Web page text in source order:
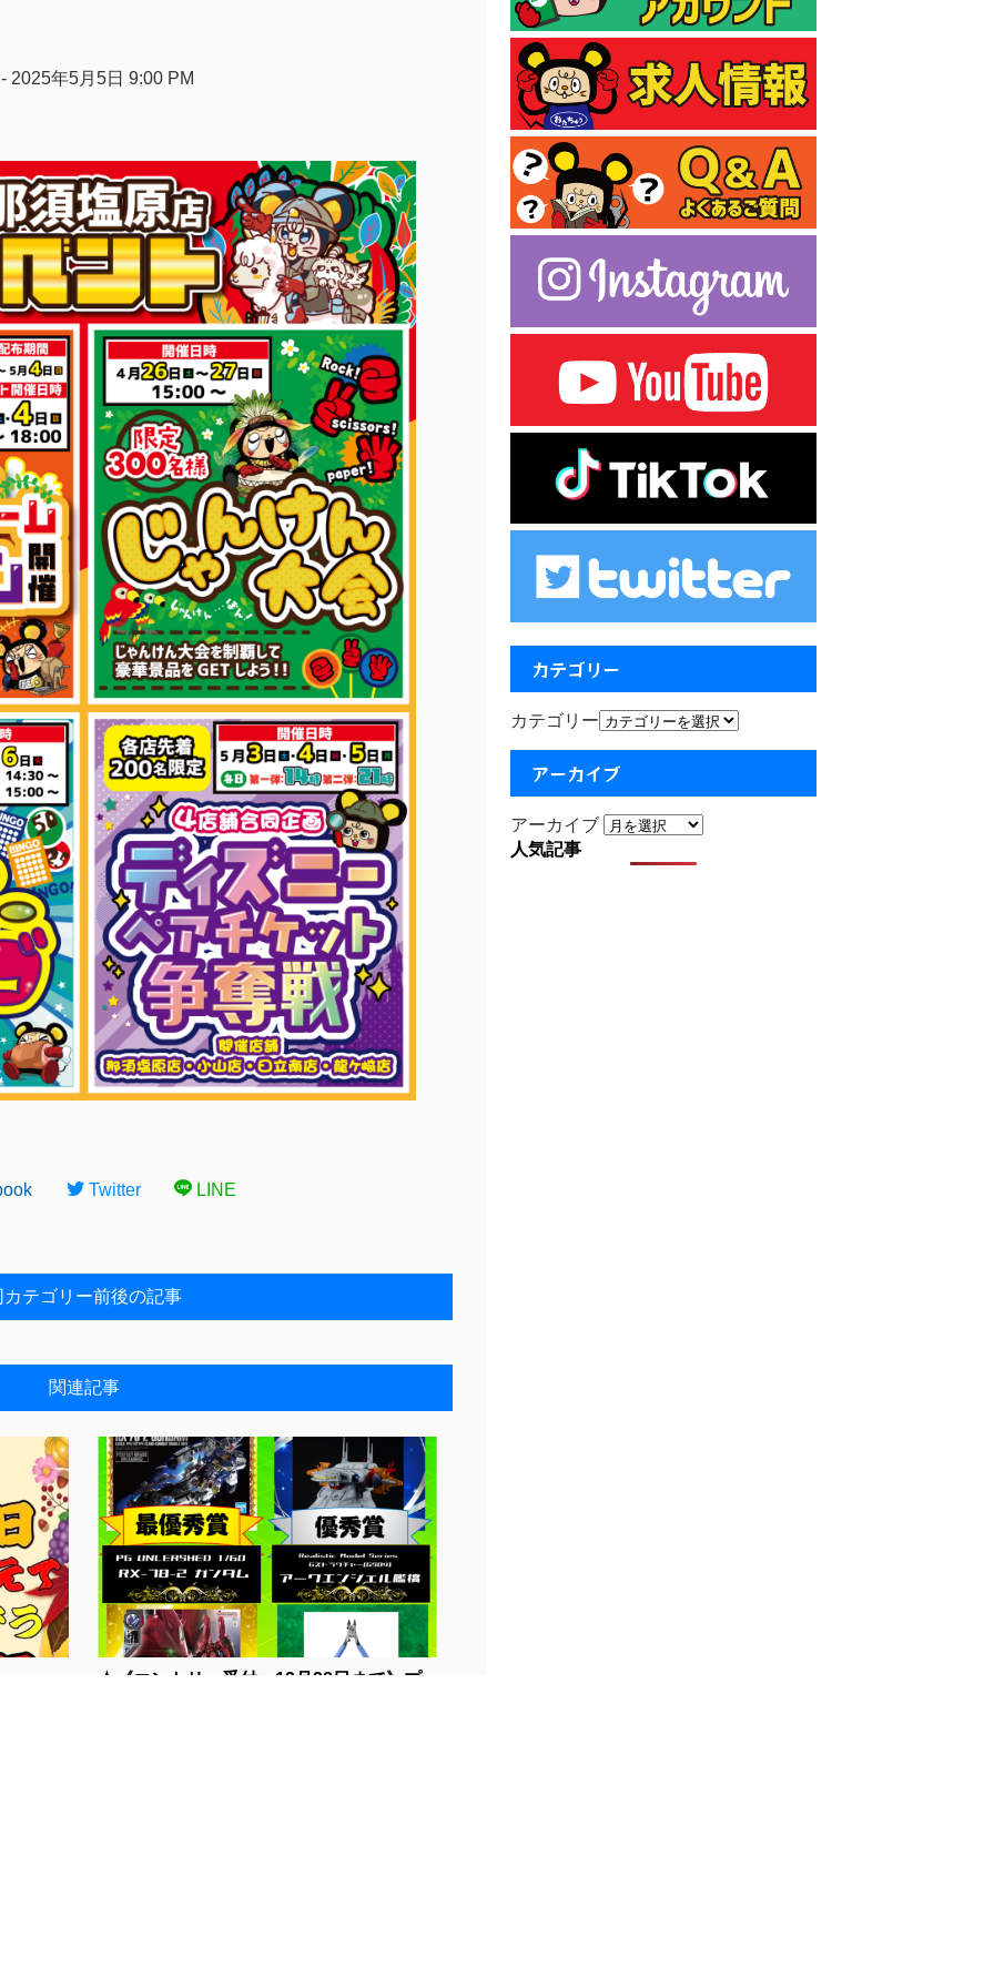
2025年5月5日 9:00 PM
Twitter LINE
カテゴリー前後の記事
関連記事
★《エントリー受付：12月28日まで》プ...
カテゴリー
カテゴリー
アーカイブ
アーカイブ
人気記事